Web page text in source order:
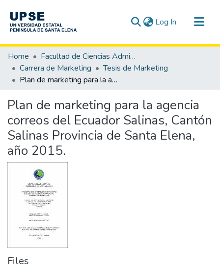
Log In (current)
Communities & Collections
All of DSpace
Statistics
Home
Facultad de Ciencias Administrativas
Carrera de Marketing
Tesis de Marketing
Plan de marketing para la agencia correos del Ecuador Salinas, Cantón Salinas Provincia de Santa Elena, año 2015.
Plan de marketing para la agencia
correos del Ecuador Salinas, Cantón
Salinas Provincia de Santa Elena,
año 2015.
Files